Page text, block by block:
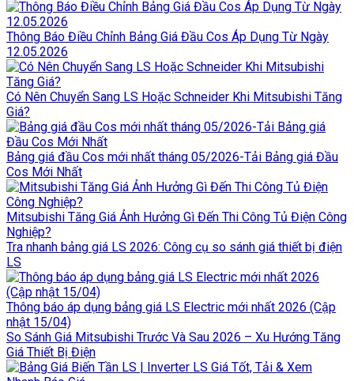
Thông Báo Điều Chỉnh Bảng Giá Đầu Cos Áp Dụng Từ Ngày
12.05.2026
Có Nên Chuyển Sang LS Hoặc Schneider Khi Mitsubishi Tăng
Giá?
Bảng giá đầu Cos mới nhất tháng 05/2026-Tải Bảng giá Đầu
Cos Mới Nhất
Mitsubishi Tăng Giá Ảnh Hưởng Gì Đến Thi Công Tủ Điện Công
Nghiệp?
Tra nhanh bảng giá LS 2026: Công cụ so sánh giá thiết bị điện
LS
Thông báo áp dụng bảng giá LS Electric mới nhất 2026 (Cập
nhật 15/04)
So Sánh Giá Mitsubishi Trước Và Sau 2026 – Xu Hướng Tăng
Giá Thiết Bị Điện